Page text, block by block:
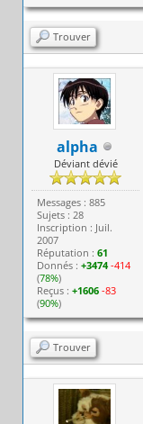
Trouver
alpha
Déviant dévié
Messages : 885
Sujets : 28
Inscription : Juil.
2007
Réputation :61
Donnés :+3474 -414
(78%)
Reçus :+1606 -83
(90%)
Trouver